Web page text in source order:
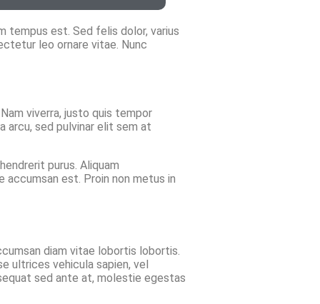
tempus est. Sed felis dolor, varius
leo ornare vitae. Nunc
viverra, justo quis tempor
arcu, sed pulvinar elit sem at
purus. Aliquam
accumsan est. Proin non metus in
diam vitae lobortis lobortis.
ultrices vehicula sapien, vel
sed ante at, molestie egestas